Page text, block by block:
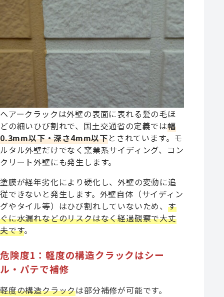
ヘアークラックは外壁の表面に表れる髪の毛ほ
どの細いひび割れで、国土交通省の定義では幅
0.3mm以下・深さ4mm以下とされています。モ
ルタル外壁だけでなく窯業系サイディング、コン
クリート外壁にも発生します。
塗膜が経年劣化により硬化し、外壁の変動に追
従できないと発生します。外壁自体（サイディン
グやタイル等）はひび割れしていないため、 す
ぐに水漏れなどのリスクはなく経過観察で大丈
夫です。
危険度1：軽度の構造クラックはシー
ル・パテで補修
軽度の構造クラックは部分補修が可能です。